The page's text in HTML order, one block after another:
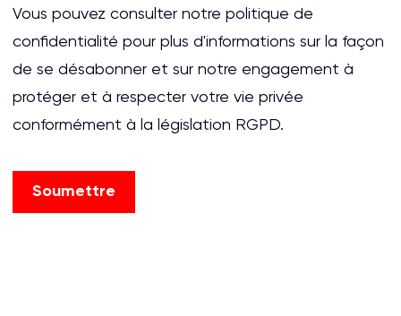
Vous pouvez consulter notre politique de
confidentialité pour plus d'informations sur la façon
de se désabonner et sur notre engagement à
protéger et à respecter votre vie privée
conformément à la législation RGPD.